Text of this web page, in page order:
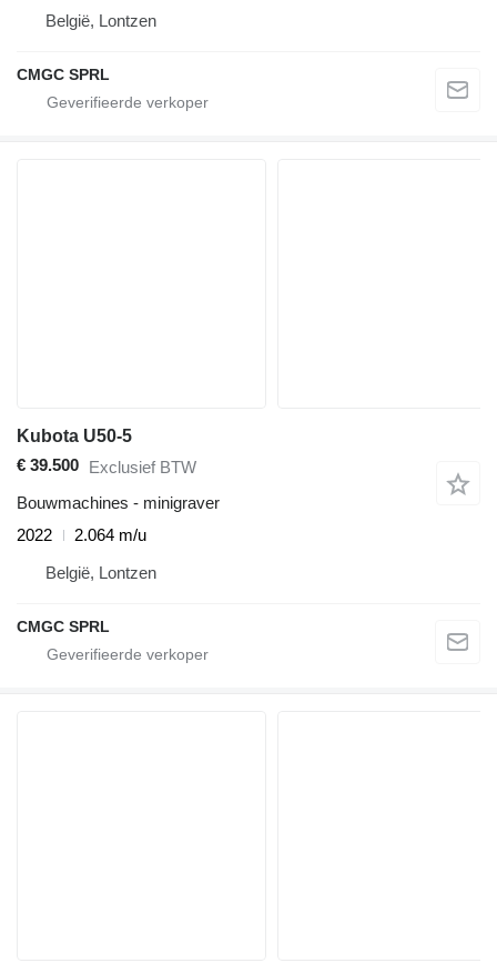
België, Lontzen
CMGC SPRL
Kubota U50-5
€ 39.500 Exclusief BTW
Bouwmachines - minigraver
2022
2.064 m/u
België, Lontzen
CMGC SPRL